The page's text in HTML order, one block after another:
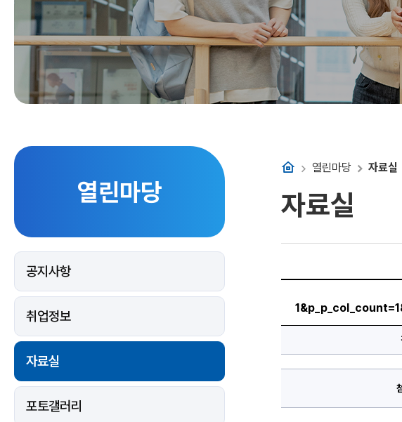
홈 열린마당 자료실
열린마당
공지사항
취업정보
자료실
포토갤러리
자료실
대
세